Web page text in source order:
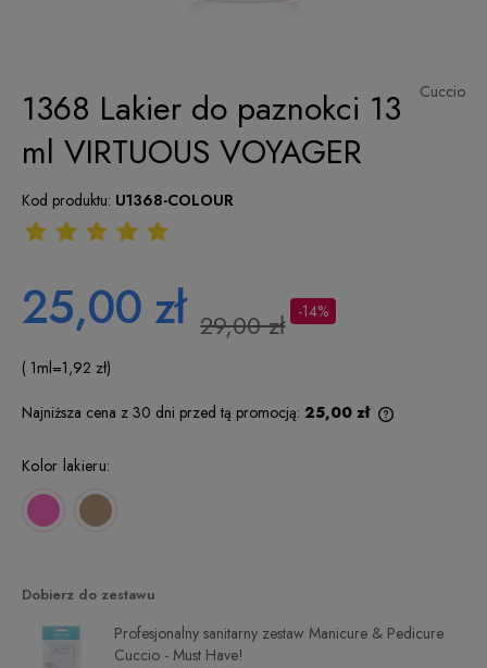
Cuccio
1368 Lakier do paznokci 13
ml VIRTUOUS VOYAGER
Kod produktu: U1368-COLOUR
25,00 zł 29,00 zł -14%
( 1ml=1,92 zł)
Najniższa cena z 30 dni przed tą promocją: 25,00 zł
Kolor lakieru:
Dobierz do zestawu
Profesjonalny sanitarny zestaw Manicure & Pedicure
Cuccio - Must Have!